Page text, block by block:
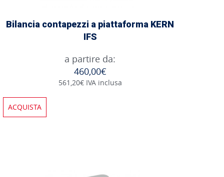
Bilancia contapezzi a piattaforma KERN
IFS
a partire da:
460,00€
561,20€ IVA inclusa
ACQUISTA